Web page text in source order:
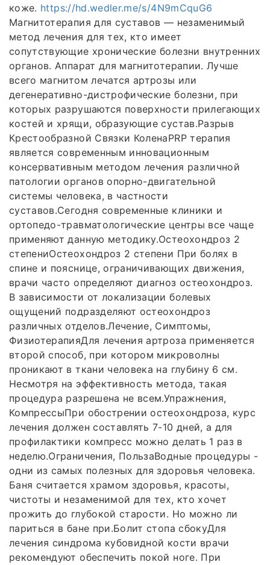
коже. https://hd.wedler.me/s/4N9mCquG6
Магнитотерапия для суставов — незаменимый
метод лечения для тех, кто имеет
сопутствующие хронические болезни внутренних
органов. Аппарат для магнитотерапии. Лучше
всего магнитом лечатся артрозы или
дегенеративно-дистрофические болезни, при
которых разрушаются поверхности прилегающих
костей и хрящи, образующие сустав.Разрыв
Крестообразной Связки КоленаPRP терапия
является современным инновационным
консервативным методом лечения различной
патологии органов опорно-двигательной
системы человека, в частности
суставов.Сегодня современные клиники и
ортопедо-травматологические центры все чаще
применяют данную методику.Остеохондроз 2
степениОстеохондроз 2 степени При болях в
спине и пояснице, ограничивающих движения,
врачи часто определяют диагноз остеохондроз.
В зависимости от локализации болевых
ощущений подразделяют остеохондроз
различных отделов.Лечение, Симптомы,
ФизиотерапияДля лечения артроза применяется
второй способ, при котором микроволны
проникают в ткани человека на глубину 6 см.
Несмотря на эффективность метода, такая
процедура разрешена не всем.Упражнения,
КомпрессыПри обострении остеохондроза, курс
лечения должен составлять 7-10 дней, а для
профилактики компресс можно делать 1 раз в
неделю.Ограничения, ПользаВодные процедуры -
одни из самых полезных для здоровья человека.
Баня считается храмом здоровья, красоты,
чистоты и незаменимой для тех, кто хочет
прожить до глубокой старости. Но можно ли
париться в бане при.Болит стопа сбокуДля
лечения синдрома кубовидной кости врачи
рекомендуют обеспечить покой ноге. При